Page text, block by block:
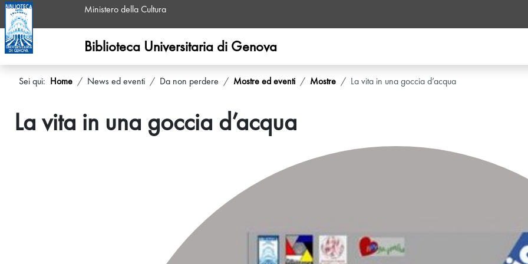
Ministero della Cultura
Biblioteca Universitaria di Genova
Sei qui: Home News ed eventi Da non perdere Mostre ed eventi Mostre La vita in una goccia d’acqua
La vita in una goccia d’acqua